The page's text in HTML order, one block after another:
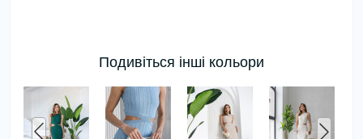
Подивіться інші кольори